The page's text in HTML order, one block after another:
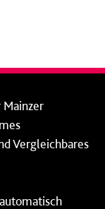
Mainzer
Vergleichbares